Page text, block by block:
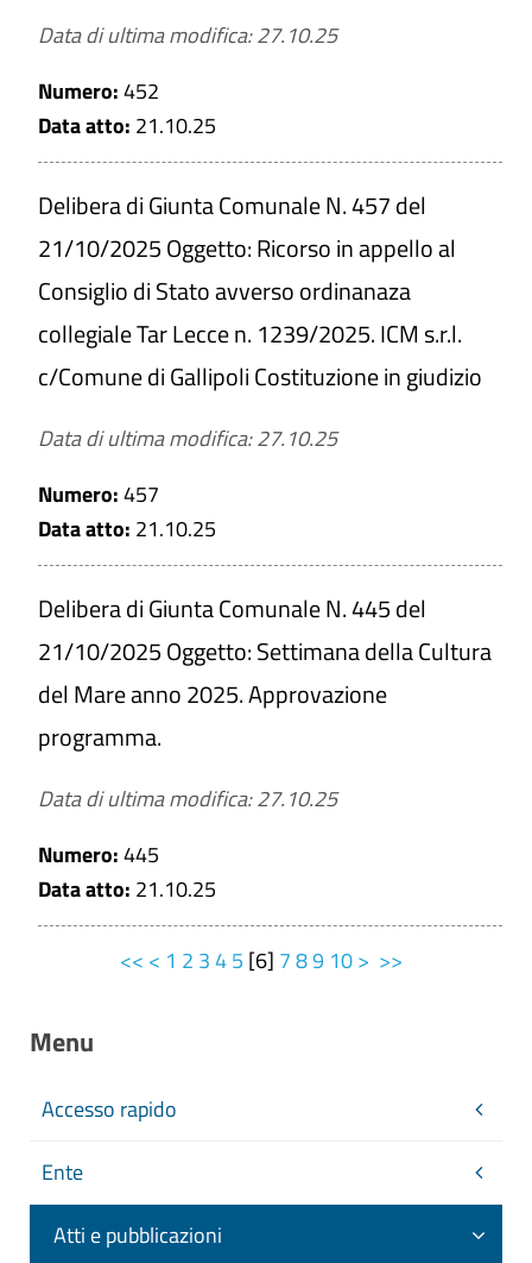
Data di ultima modifica: 27.10.25
Numero:452
Data atto: 21.10.25
Delibera di Giunta Comunale N. 457 del
21/10/2025 Oggetto: Ricorso in appello al
Consiglio di Stato avverso ordinanaza
collegiale Tar Lecce n. 1239/2025. ICM s.r.l.
c/Comune di Gallipoli Costituzione in giudizio
Data di ultima modifica: 27.10.25
Numero:457
Data atto: 21.10.25
Delibera di Giunta Comunale N. 445 del
21/10/2025 Oggetto: Settimana della Cultura
del Mare anno 2025. Approvazione
programma.
Data di ultima modifica: 27.10.25
Numero:445
Data atto: 21.10.25
<< < 1 2 345 [6] 789 10> >>
Menu
Accesso rapido
Ente
Atti e pubblicazioni